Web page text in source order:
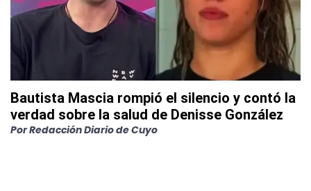
Bautista Mascia rompió el silencio y contó la
verdad sobre la salud de Denisse González
PorRedacción Diario de Cuyo